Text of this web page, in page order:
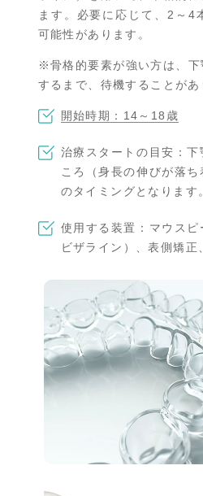
ます。必要に応じて、2～4
可能性があります。
※骨格的要素が強い方は、下
するまで、待機することがあ
開始時期：14～18歳
治療スタートの目安：
ころ（身長の伸びが落
のタイミングとなります
使用する装置：マウス
ビザライン）、表側矯正